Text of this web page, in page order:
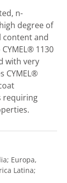
n-
degree of
content and
1130
with very
CYMEL®
requiring
Europa,
Latina;